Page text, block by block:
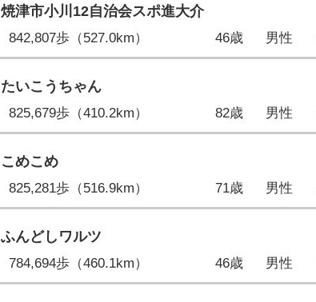
焼津市小川12自治会スポ進大介
842,807歩（527.0km） 46歳 男性
たいこうちゃん
825,679歩（410.2km） 82歳 男性
こめこめ
825,281歩（516.9km） 71歳 男性
ふんどしワルツ
784,694歩（460.1km） 46歳 男性